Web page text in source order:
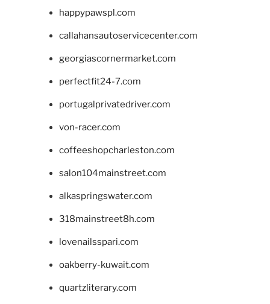
happypawspl.com
callahansautoservicecenter.com
georgiascornermarket.com
perfectfit24-7.com
portugalprivatedriver.com
von-racer.com
coffeeshopcharleston.com
salon104mainstreet.com
alkaspringswater.com
318mainstreet8h.com
lovenailsspari.com
oakberry-kuwait.com
quartzliterary.com